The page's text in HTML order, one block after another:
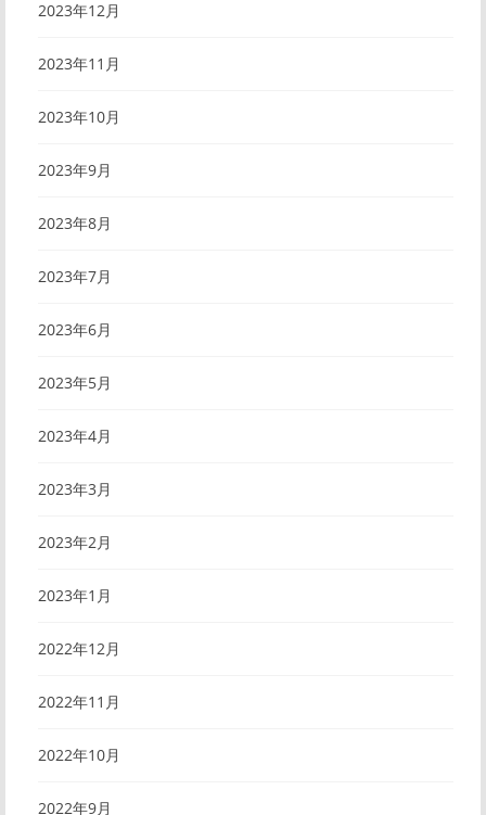
2023年12月
2023年11月
2023年10月
2023年9月
2023年8月
2023年7月
2023年6月
2023年5月
2023年4月
2023年3月
2023年2月
2023年1月
2022年12月
2022年11月
2022年10月
2022年9月